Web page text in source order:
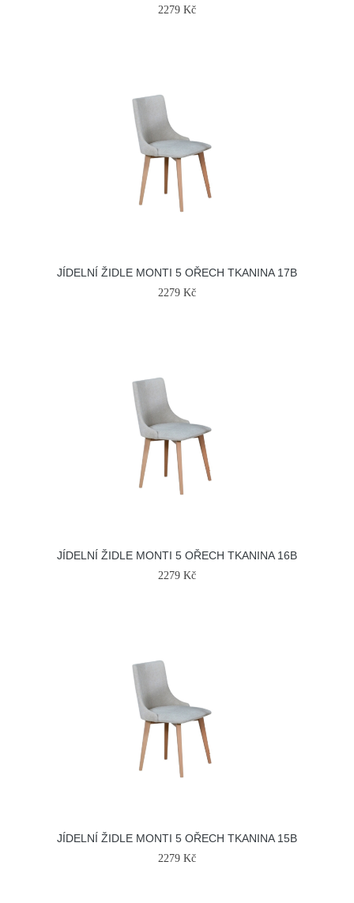
2279 Kč
JÍDELNÍ ŽIDLE MONTI 5 OŘECH TKANINA 17B
2279 Kč
JÍDELNÍ ŽIDLE MONTI 5 OŘECH TKANINA 16B
2279 Kč
JÍDELNÍ ŽIDLE MONTI 5 OŘECH TKANINA 15B
2279 Kč